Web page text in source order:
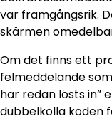
var framgångsrik.
skärmen
Om det finns ett
felmeddelande
har redan lösts in”
dubbelkolla koden